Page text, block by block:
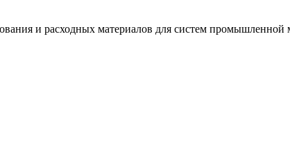
и расходных материалов для систем промышленной